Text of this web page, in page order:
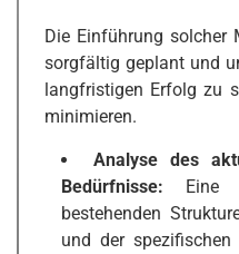
Die Einführung solcher
sorgfältig geplant und
langfristigen Erfolg zu
minimieren.
Analyse des
Bedürfnisse: Eine
bestehenden
und der